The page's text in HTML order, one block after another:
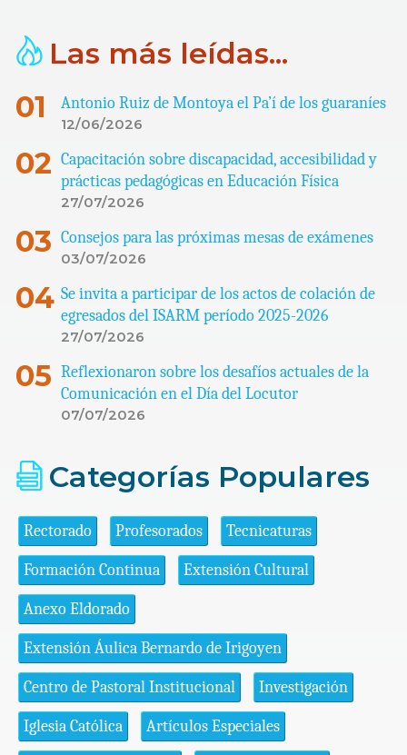
Las más leídas...
Antonio Ruiz de Montoya el Pa’í de los guaraníes
12/06/2026
Capacitación sobre discapacidad, accesibilidad y
prácticas pedagógicas en Educación Física
27/07/2026
Consejos para las próximas mesas de exámenes
03/07/2026
Se invita a participar de los actos de colación de
egresados del ISARM período 2025-2026
27/07/2026
Reflexionaron sobre los desafíos actuales de la
Comunicación en el Día del Locutor
07/07/2026
Categorías Populares
Rectorado Profesorados Tecnicaturas
Formación Continua Extensión Cultural
Anexo Eldorado
Extensión Áulica Bernardo de Irigoyen
Centro de Pastoral Institucional Investigación
Iglesia Católica Artículos Especiales